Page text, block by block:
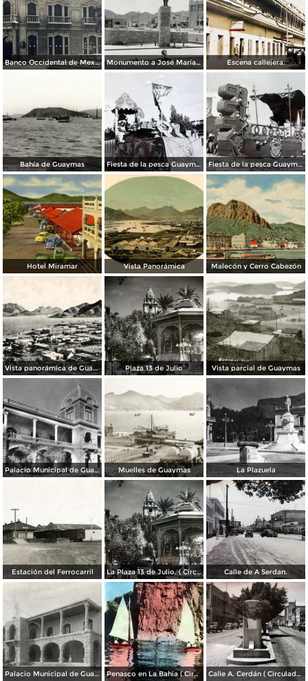
Banco Occidental de Mexico en Guaymas Sonora. Monumento a José María Yáñez Escena callejera.
Bahía de Guaymas Fiesta de la pesca Guaymas, Sonora 1949 Fiesta de la pesca Guaymas, Sonora 1949
Hotel Miramar Vista Panorámica Malecón y Cerro Cabezón
Vista panorámica de Guaymas Plaza 13 de Julio Vista parcial de Guaymas
Palacio Municipal de Guaymas Muelles de Guaymas La Plazuela
Estación del Ferrocarril La Plaza 13 de Julio. ( Circulada el 11 de Agosto de 1958 ). Calle de A Serdan.
Palacio Municipal de Guaymas Penasco en La Bahia ( Circulada el 28 de Mayo de 1944 ). Calle A. Cerdán ( Circulada el 24 de Marzo de 1952 ).